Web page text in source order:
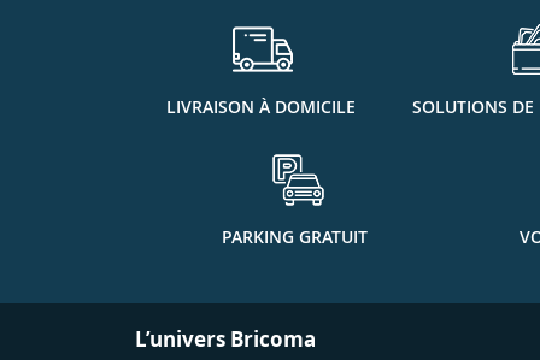
LIVRAISON À DOMICILE SOLUTIONS
PARKING GRATUIT
L’univers Bricoma